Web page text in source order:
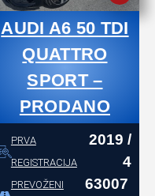
AUDI A6 50 TDI
QUATTRO
SPORT –
PRODANO
PRVA
REGISTRACIJA
2019 /
4
PREVOŽENI
63007